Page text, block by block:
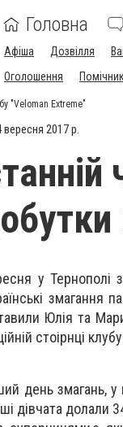
Головна
Афіша Дозвілля
Оголошення
Помічник
"Veloman Extreme"
вересня 2017 р.
у Тернополі
змагання
Юлія та
стоірнці
день змагань, у
дівчата долали